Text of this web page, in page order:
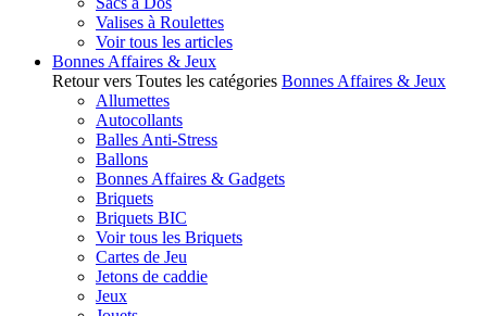
Valises à Roulettes
Voir tous les articles
Bonnes Affaires & Jeux
Retour vers Toutes les catégories Bonnes Affaires & Jeux
Allumettes
Autocollants
Balles Anti-Stress
Ballons
Bonnes Affaires & Gadgets
Briquets
Briquets BIC
Voir tous les Briquets
Cartes de Jeu
Jetons de caddie
Jeux